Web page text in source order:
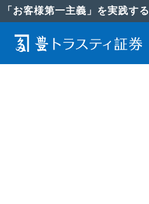
「お客様第一主義」を実践する